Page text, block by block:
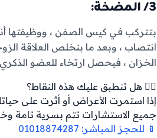
3/ المضخة:
بتتركب في كيس الصفن ، ووظيفتها
انتصاب ، وبعد ما بنخلص العلاقة
الخزان ، فيحصل ارتخاء للعضو
👨‍⚕️ هل تنطبق عليك هذه النقاط؟
إذا استمرت الأعراض أو أثرت على
جميع الاستشارات تتم بسرية تامة
📱 للحجز المباشر: 01018874287